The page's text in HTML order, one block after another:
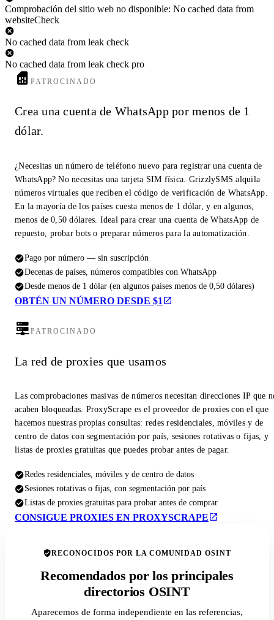
Comprobación del sitio web no disponible: No cached data from
websiteCheck
No cached data from leak check
No cached data from leak check pro
PATROCINADO
Crea una cuenta de WhatsApp por menos de 1
dólar.
¿Necesitas un número de teléfono nuevo para registrar una cuenta de
WhatsApp? No necesitas una tarjeta SIM física. GrizzlySMS alquila
números virtuales que reciben el código de verificación de WhatsApp.
En la mayoría de los países cuesta menos de 1 dólar, y en algunos,
menos de 0,50 dólares. Ideal para crear una cuenta de WhatsApp de
repuesto, probar bots o preparar números para la automatización.
Pago por número — sin suscripción
Decenas de países, números compatibles con WhatsApp
Desde menos de 1 dólar (en algunos países menos de 0,50 dólares)
OBTÉN UN NÚMERO DESDE $1
PATROCINADO
La red de proxies que usamos
Las comprobaciones masivas de números necesitan direcciones IP que
acaben bloqueadas. ProxyScrape es el proveedor de proxies con el que
hacemos nuestras propias consultas: redes residenciales, móviles y de
centro de datos con segmentación por país, sesiones rotativas o fijas, y
listas de proxies gratuitas que puedes probar antes de pagar.
Redes residenciales, móviles y de centro de datos
Sesiones rotativas o fijas, con segmentación por país
Listas de proxies gratuitas para probar antes de comprar
CONSIGUE PROXIES EN PROXYSCRAPE
RECONOCIDOS POR LA COMUNIDAD OSINT
Recomendados por los principales
directorios OSINT
Aparecemos de forma independiente en las referencias,